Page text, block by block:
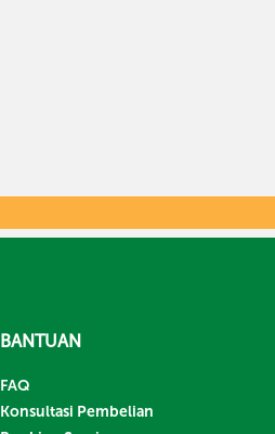
BANTUAN
FAQ
Konsultasi Pembelian